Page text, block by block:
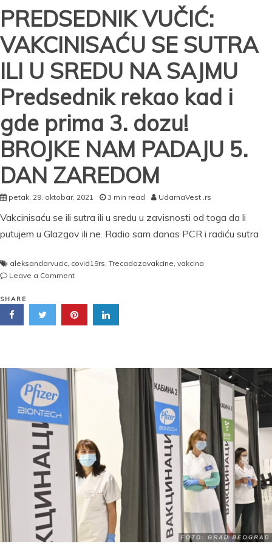
PREDSEDNIK VUČIĆ:
VAKCINISAĆU SE SUTRA
ILI U SREDU NA SAJMU
Predsednik rekao kad i
gde prima 3. dozu!
BROJKE NAM PADAJU 5.
DAN ZAREDOM
petak, 29. oktobar, 2021 3 min read UdarnaVest .rs
Vakcinisaću se ili sutra ili u sredu u zavisnosti od toga da li
putujem u Glazgov ili ne. Radio sam danas PCR i radiću sutra
aleksandarvucic, covid19rs, Trecadozavakcine, vakcina
Leave a Commenton
VAKCINISAĆU
SE
SREDU
gde
prima
3.
dozu!
BROJKE
NAM
5.
SHARE